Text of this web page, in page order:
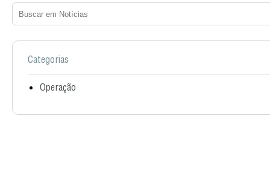
Categorias
Operação